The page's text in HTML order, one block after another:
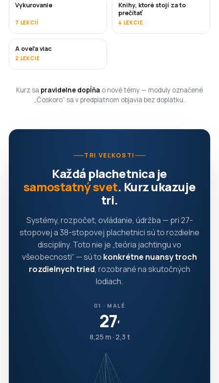
ČOSKORO
Vykurovanie
7 LEKCIÍ
ČOSKORO
Knihy, ktoré stojí za to
prečítať
4 LEKCIE
ČOSKORO
A oveľa viac
2 LEKCIE
Kurz sa pravidelne dopĺňa o nové témy — moduly označené
„Čoskoro“ sa v predplatnom objavia bez doplatku.
TRI VEĽKOSTI
Každá plachetnica je
samostatný svet. Kurz ukazuje
tri.
Systémy, rozpočet, ovládanie, údržba — pri 27-
stopovej a 38-stopovej plachetnici sú to rozdielne
disciplíny. Toto nie je „teória jachtingu vo
všeobecnosti“ — sú to konkrétne nuansy troch
rozdielnych tried, rozobrané na skutočných
lodiach.
01 · MALÉ
27′
8,25 m · 2,3 t